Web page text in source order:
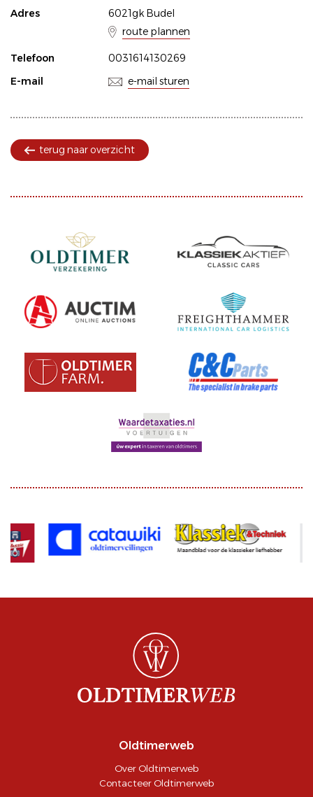
Adres
6021gk Budel
route plannen
Telefoon
0031614130269
E-mail
e-mail sturen
terug naar overzicht
Oldtimerweb
Over Oldtimerweb
Contacteer Oldtimerweb